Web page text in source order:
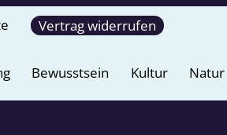
Vertrag widerrufen
Bewusstsein Kultur Natur